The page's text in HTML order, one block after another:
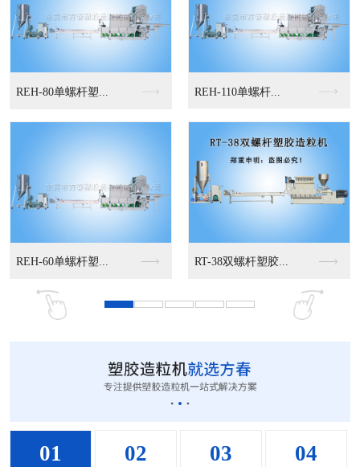
MS-立式混色机
MS-50立式混色机... MS-100立式混色...
MS-200立式混色...
01 02 03 04